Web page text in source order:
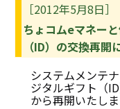
［2012年5月8日］
ちょコムeマネー
（ID）の交換再開
システムメンテ
ジタルギフト（
から再開いたしま